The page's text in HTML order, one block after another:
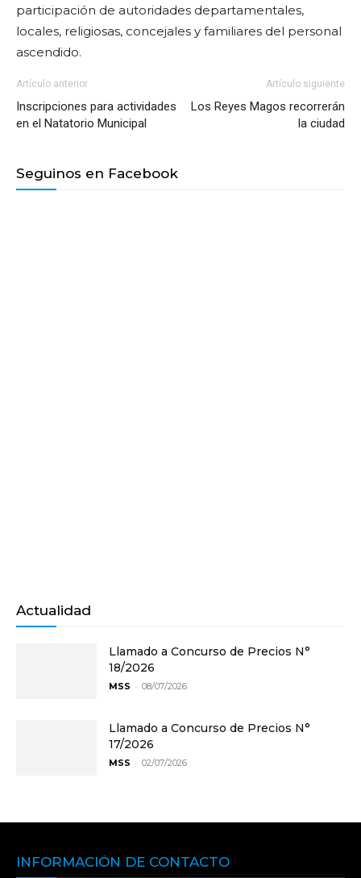
participación de autoridades departamentales,
locales, religiosas, concejales y familiares del personal
ascendido.
Artículo anterior
Inscripciones para actividades
en el Natatorio Municipal
Artículo siguiente
Los Reyes Magos recorrerán
la ciudad
Seguinos en Facebook
Actualidad
Llamado a Concurso de Precios N°
18/2026
MSS - 08/07/2026
Llamado a Concurso de Precios N°
17/2026
MSS - 02/07/2026
INFORMACIÓN DE CONTACTO